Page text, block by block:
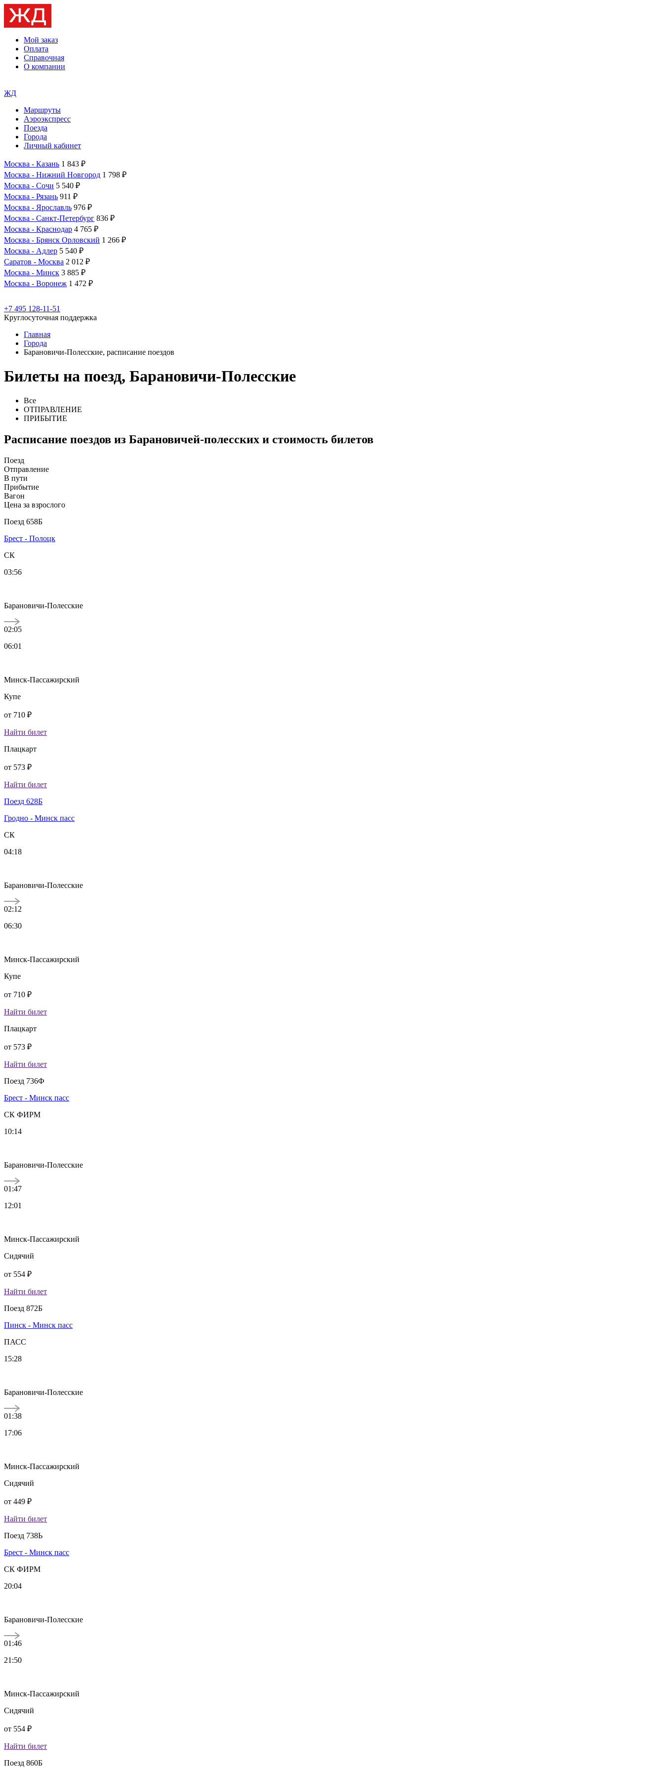
Мой заказ
Оплата
Справочная
О компании
ЖД
Маршруты
Аэроэкспресс
Поезда
Города
Личный кабинет
Москва - Казань 1 843 ₽
Москва - Нижний Новгород 1 798 ₽
Москва - Сочи 5 540 ₽
Москва - Рязань 911 ₽
Москва - Ярославль 976 ₽
Москва - Санкт-Петербург 836 ₽
Москва - Краснодар 4 765 ₽
Москва - Брянск Орловский 1 266 ₽
Москва - Адлер 5 540 ₽
Саратов - Москва 2 012 ₽
Москва - Минск 3 885 ₽
Москва - Воронеж 1 472 ₽
+7 495 128-11-51
Круглосуточная поддержка
Главная
Города
Барановичи-Полесские, расписание поездов
Билеты на поезд, Барановичи-Полесские
Все
ОТПРАВЛЕНИЕ
ПРИБЫТИЕ
Расписание поездов из Барановичей-полесских и стоимость билетов
Поезд
Отправление
В пути
Прибытие
Вагон
Цена за взрослого
Поезд 658Б
Брест - Полоцк
СК
03:56
Барановичи-Полесские
02:05
06:01
Минск-Пассажирский
Купе
от 710 ₽
Найти билет
Плацкарт
от 573 ₽
Найти билет
Поезд 628Б
Гродно - Минск пасс
СК
04:18
Барановичи-Полесские
02:12
06:30
Минск-Пассажирский
Купе
от 710 ₽
Найти билет
Плацкарт
от 573 ₽
Найти билет
Поезд 736Ф
Брест - Минск пасс
СК ФИРМ
10:14
Барановичи-Полесские
01:47
12:01
Минск-Пассажирский
Сидячий
от 554 ₽
Найти билет
Поезд 872Б
Пинск - Минск пасс
ПАСС
15:28
Барановичи-Полесские
01:38
17:06
Минск-Пассажирский
Сидячий
от 449 ₽
Найти билет
Поезд 738Ь
Брест - Минск пасс
СК ФИРМ
20:04
Барановичи-Полесские
01:46
21:50
Минск-Пассажирский
Сидячий
от 554 ₽
Найти билет
Поезд 860Б